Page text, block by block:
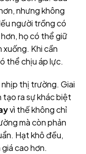
nhưng không
người trồng có
họ có thể giữ
xuống. Khi cần
thể chịu áp lực.
thị trường. Giai
tạo ra sự khác biệt
vì thế không chỉ
mà còn phản
Hạt khô đều,
cao hơn.